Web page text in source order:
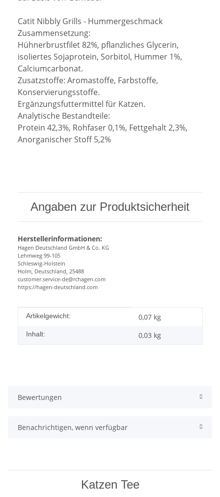
Catit Nibbly Grills - Hummergeschmack
Zusammensetzung:
Hühnerbrustfilet 82%, pflanzliches Glycerin,
isoliertes Sojaprotein, Sorbitol, Hummer 1%,
Calciumcarbonat.
Zusatzstoffe: Aromastoffe, Farbstoffe,
Konservierungsstoffe.
Ergänzungsfuttermittel für Katzen.
Analytische Bestandteile:
Protein 42,3%, Rohfaser 0,1%, Fettgehalt 2,3%,
Anorganischer Stoff 5,2%
Angaben zur Produktsicherheit
Herstellerinformationen:
Hagen Deutschland GmbH & Co. KG
Lehmweg 99-105
Schleswig-Holstein
Holm, Deutschland, 25488
customer.service-de@rchagen.com
https://hagen-deutschland.com
Produkteigenschaft
Wert
Artikelgewicht: 0,07 kg
Inhalt: 0,03 kg
Bewertungen
Benachrichtigen, wenn verfügbar
Katzen Tee